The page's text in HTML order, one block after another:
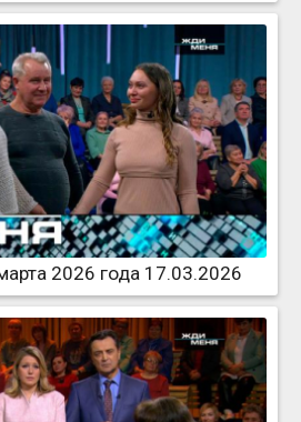
2026 года 17.03.2026